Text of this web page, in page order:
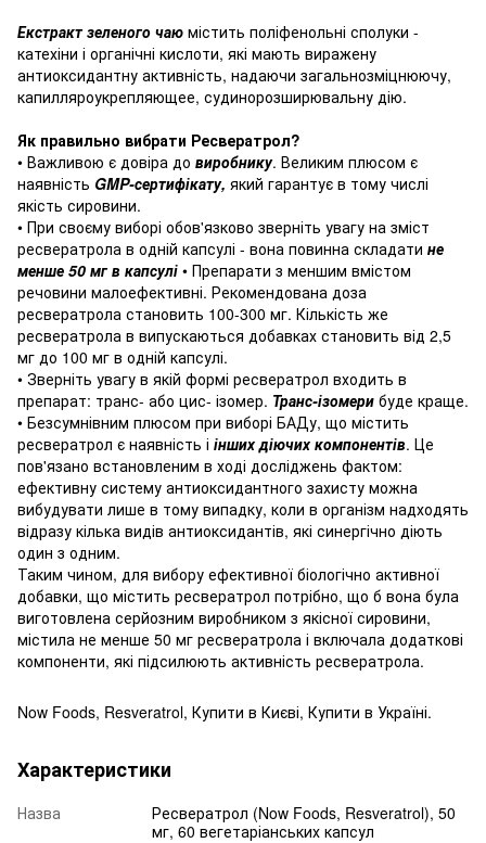
Екстракт зеленого чаю містить поліфенольні сполуки -
катехіни і органічні кислоти, які мають виражену
антиоксидантну активність, надаючи загальнозміцнюючу,
капилляроукрепляющее, судинорозширювальну дію.
Як правильно вибрати Ресвератрол?
• Важливою є довіра до виробнику. Великим плюсом є
наявність GMP-сертифікату, який гарантує в тому числі
якість сировини.
• При своєму виборі обов'язково зверніть увагу на зміст
ресвератрола в одній капсулі - вона повинна складати не
менше 50 мг в капсулі • Препарати з меншим вмістом
речовини малоефективні. Рекомендована доза
ресвератрола становить 100-300 мг. Кількість же
ресвератрола в випускаються добавках становить від 2,5
мг до 100 мг в одній капсулі.
• Зверніть увагу в якій формі ресвератрол входить в
препарат: транс- або цис- ізомер. Транс-ізомери буде краще.
• Безсумнівним плюсом при виборі БАДу, що містить
ресвератрол є наявність і інших діючих компонентів. Це
пов'язано встановленим в ході досліджень фактом:
ефективну систему антиоксидантного захисту можна
вибудувати лише в тому випадку, коли в організм надходять
відразу кілька видів антиоксидантів, які синергічно діють
один з одним.
Таким чином, для вибору ефективної біологічно активної
добавки, що містить ресвератрол потрібно, що б вона була
виготовлена серйозним виробником з якісної сировини,
містила не менше 50 мг ресвератрола і включала додаткові
компоненти, які підсилюють активність ресвератрола.
Now Foods, Resveratrol, Купити в Києві, Купити в Україні.
Характеристики
Назва
Ресвератрол (Now Foods, Resveratrol), 50
мг, 60 вегетаріанських капсул